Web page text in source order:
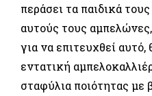
περάσει τα παιδικά
αυτούς τους
για να επιτευχθεί
εντατική
σταφύλια ποιότητας με